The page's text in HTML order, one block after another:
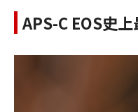
APS-C EOS史